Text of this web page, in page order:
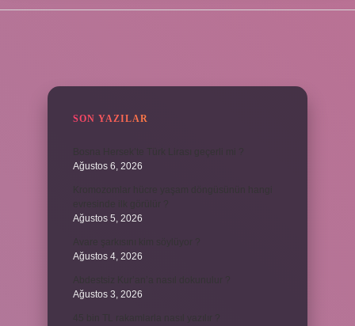
SON YAZILAR
Ağustos 6, 2026
Ağustos 5, 2026
Ağustos 4, 2026
Ağustos 3, 2026